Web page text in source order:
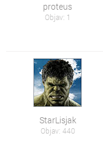
proteus
Objav: 1
StarLisjak
Objav: 440